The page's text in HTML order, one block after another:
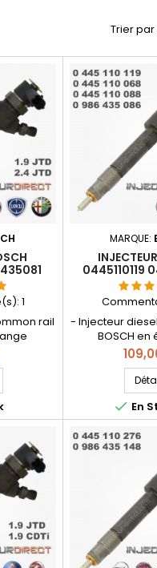
Trier par
1
rail
,
55193808
1.9JTD
Pièce
MARQUE:
0445110119
- Injecteur
BOSCH
réparation -
compatibles:
0445110088 ,
0986435083
55187291 ,
71791267 ,
73501139 ,
60816392 -
Fiat , Alfa Roméo
, 1.9d Multijet ,
Prix
 En